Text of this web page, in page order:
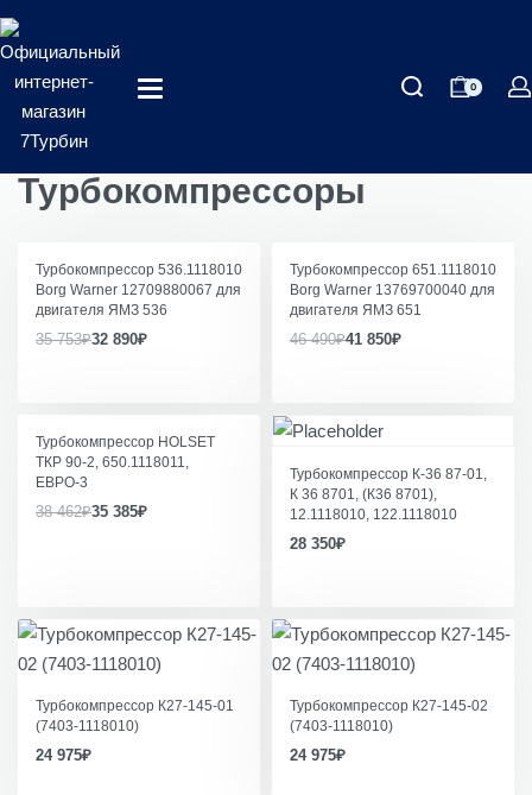
0
Турбокомпрессоры
Турбокомпрессор 536.1118010
Borg Warner 12709880067 для
двигателя ЯМЗ 536
35 753₽32 890₽
Турбокомпрессор 651.1118010
Borg Warner 13769700040 для
двигателя ЯМЗ 651
46 490₽41 850₽
Турбокомпрессор HOLSET
ТКР 90-2, 650.1118011,
ЕВРО-3
38 462₽35 385₽
Турбокомпрессор К-36 87-01,
К 36 8701, (К36 8701),
12.1118010, 122.1118010
28 350₽
Турбокомпрессор К27-145-01
(7403-1118010)
24 975₽
Турбокомпрессор К27-145-02
(7403-1118010)
24 975₽